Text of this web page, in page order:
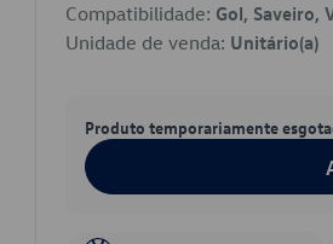
Compatibilidade: Gol, Saveiro,
Unidade de venda: Unitário(a)
Produto temporariamente